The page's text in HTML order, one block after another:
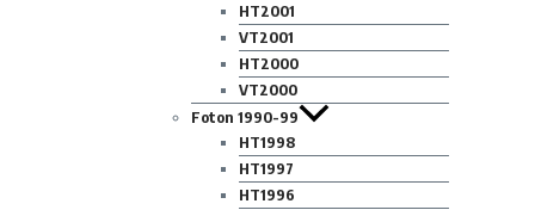
HT2001
VT2001
HT2000
VT2000
Foton 1990-99
HT1998
HT1997
HT1996